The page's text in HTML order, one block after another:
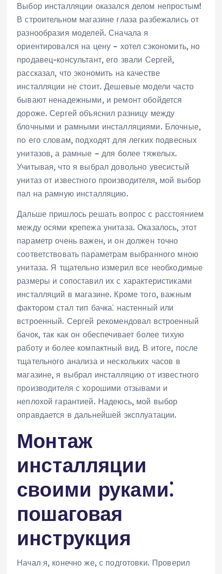
Выбор инсталляции оказался делом непростым!
В строительном магазине глаза разбежались от
разнообразия моделей. Сначала я
ориентировался на цену – хотел сэкономить, но
продавец-консультант, его звали Сергей,
рассказал, что экономить на качестве
инсталляции не стоит. Дешевые модели часто
бывают ненадежными, и ремонт обойдется
дороже. Сергей объяснил разницу между
блочными и рамными инсталляциями. Блочные,
по его словам, подходят для легких подвесных
унитазов, а рамные – для более тяжелых.
Учитывая, что я выбрал довольно увесистый
унитаз от известного производителя, мой выбор
пал на рамную инсталляцию.
Дальше пришлось решать вопрос с расстоянием
между осями крепежа унитаза. Оказалось, этот
параметр очень важен, и он должен точно
соответствовать параметрам выбранного мною
унитаза. Я тщательно измерил все необходимые
размеры и сопоставил их с характеристиками
инсталляций в магазине. Кроме того, важным
фактором стал тип бачка⁚ настенный или
встроенный. Сергей рекомендовал встроенный
бачок, так как он обеспечивает более тихую
работу и более компактный вид. В итоге, после
тщательного анализа и нескольких часов в
магазине, я выбрал инсталляцию от известного
производителя с хорошими отзывами и
неплохой гарантией. Надеюсь, мой выбор
оправдается в дальнейшей эксплуатации.
Монтаж
инсталляции
своими руками⁚
пошаговая
инструкция
Начал я, конечно же, с подготовки. Проверил